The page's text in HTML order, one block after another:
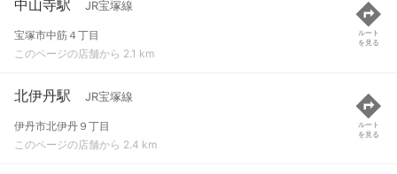
中山寺駅 JR宝塚線
宝塚市中筋４丁目
このページの店舗から 2.1 km
ルート
を見る
北伊丹駅 JR宝塚線
伊丹市北伊丹９丁目
このページの店舗から 2.4 km
ルート
を見る